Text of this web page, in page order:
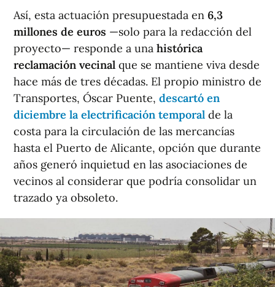
Así, esta actuación presupuestada en 6,3
millones de euros —solo para la redacción del
proyecto— responde a una histórica
reclamación vecinal que se mantiene viva desde
hace más de tres décadas. El propio ministro de
Transportes, Óscar Puente, descartó en
diciembre la electrificación temporal de la
costa para la circulación de las mercancías
hasta el Puerto de Alicante, opción que durante
años generó inquietud en las asociaciones de
vecinos al considerar que podría consolidar un
trazado ya obsoleto.